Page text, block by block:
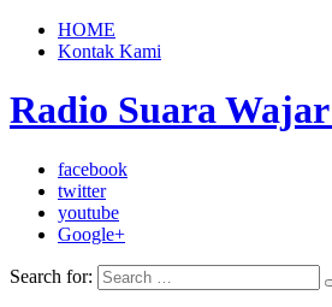
HOME
Kontak Kami
Radio Suara
facebook
twitter
youtube
Google+
Search for: